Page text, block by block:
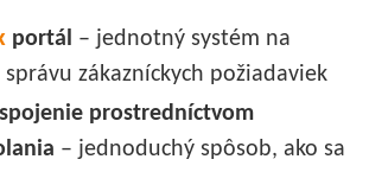
portál – jednotný systém na
zákazníckych požiadaviek
prostredníctvom
– jednoduchý spôsob, ako sa